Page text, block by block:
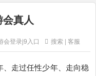
真人
会登录j9入口 搜索 | 客服
、走过任性少年、走向稳